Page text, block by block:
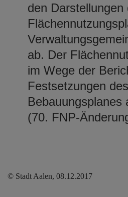
den Darstellungen
ab. Der
im Wege der
Festsetzungen des
Bebauungsplanes
(70. FNP-
© Stadt Aalen, 08.12.2017